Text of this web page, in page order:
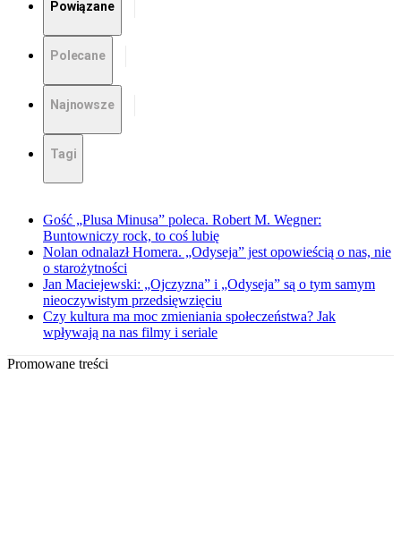
Powiązane
Polecane
Najnowsze
Tagi
Gość „Plusa Minusa” poleca. Robert M. Wegner:
Buntowniczy rock, to coś lubię
Nolan odnalazł Homera. „Odyseja” jest opowieścią o nas, nie
o starożytności
Jan Maciejewski: „Ojczyzna” i „Odyseja” są o tym samym
nieoczywistym przedsięwzięciu
Czy kultura ma moc zmieniania społeczeństwa? Jak
wpływają na nas filmy i seriale
Promowane treści